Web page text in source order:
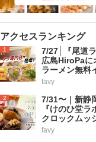
アクセスランキング
1
7/27│『尾道
広島HiroPaに
ラーメン無料
favy
2
7/31〜｜新静
『けのひ堂
クロックムッ
favy